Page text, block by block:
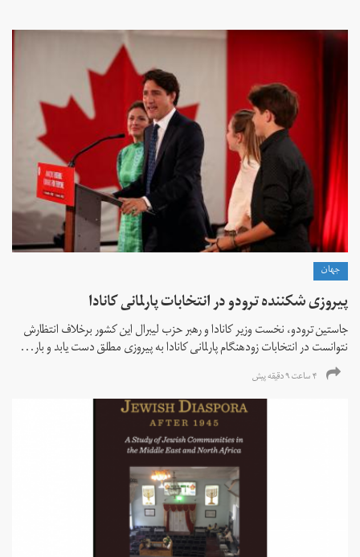
جهان
پیروزی شکننده ترودو در انتخابات پارلمانی کانادا
جاستین ترودو، نخست وزیر کانادا و رهبر حزب لیبرال این کشور برخلاف انتظارش
نتوانست در انتخابات زود‌هنگام پارلمانی کانادا به پیروزی مطلق دست یابد و بار...
۴ ساعت ۹ دقیقه پیش